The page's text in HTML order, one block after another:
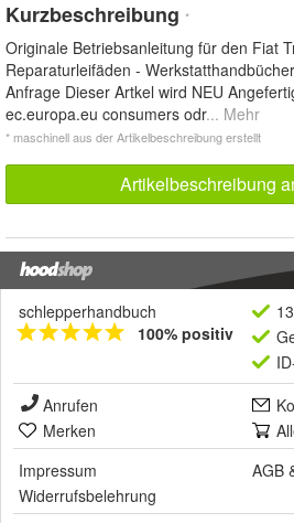
Kurzbeschreibung *
Originale Betriebsanleitung für den Fiat
Reparaturleifäden -
Anfrage Dieser Artkel wird NEU
ec.europa.eu consumers odr... Mehr
* maschinell aus der Artikelbeschreibung erstellt
Artikelbeschreibung
schlepperhandbuch
100% positiv
Anrufen
Merken
Impressum
AGB
Widerrufsbelehrung